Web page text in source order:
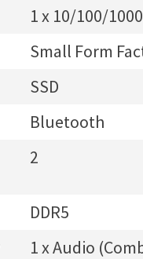
1 x 10/100/
Small Form
SSD
Bluetooth
2
DDR5
1 x Audio